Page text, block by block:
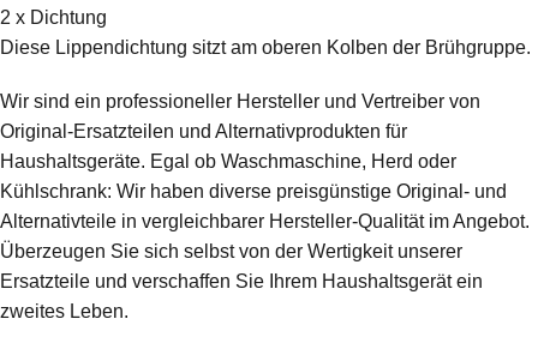
2 x Dichtung
Diese Lippendichtung sitzt am oberen Kolben der Brühgruppe.
Wir sind ein professioneller Hersteller und Vertreiber von
Original-Ersatzteilen und Alternativprodukten für
Haushaltsgeräte. Egal ob Waschmaschine, Herd oder
Kühlschrank: Wir haben diverse preisgünstige Original- und
Alternativteile in vergleichbarer Hersteller-Qualität im Angebot.
Überzeugen Sie sich selbst von der Wertigkeit unserer
Ersatzteile und verschaffen Sie Ihrem Haushaltsgerät ein
zweites Leben.